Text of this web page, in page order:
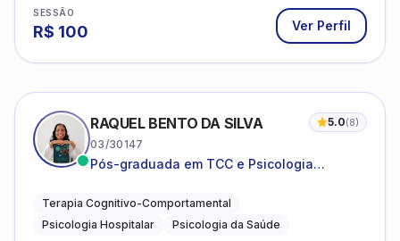
SESSÃO
R$ 100 Ver Perfil
RAQUEL BENTO DA SILVA 5.0(8)
03/30147
Pós-graduada em TCC e Psicologia
Terapia Cognitivo-Comportamental
Psicologia Hospitalar
Psicologia da Saúde